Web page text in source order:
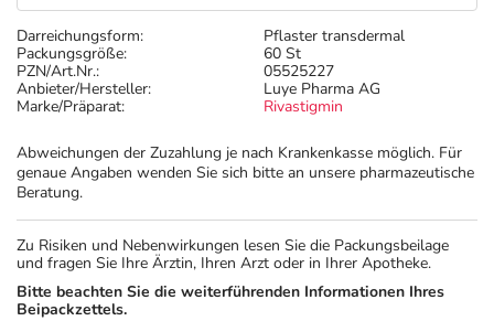
Darreichungsform:
Pflaster transdermal
Packungsgröße:
60 St
PZN/Art.Nr.:
05525227
Anbieter/Hersteller:
Luye Pharma AG
Marke/Präparat:
Rivastigmin
Abweichungen der Zuzahlung je nach Krankenkasse möglich. Für
genaue Angaben wenden Sie sich bitte an unsere pharmazeutische
Beratung.
Zu Risiken und Nebenwirkungen lesen Sie die Packungsbeilage
und fragen Sie Ihre Ärztin, Ihren Arzt oder in Ihrer Apotheke.
Bitte beachten Sie die weiterführenden Informationen Ihres
Beipackzettels.